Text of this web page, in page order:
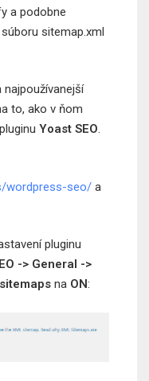
a podobne
sitemap.xml
to, ako v ňom
Yoast SEO.
wordpress-seo/ a
pluginu
-> General ->
na ON: